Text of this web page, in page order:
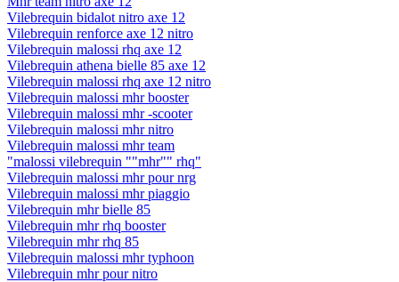
Vilebrequin bidalot nitro axe 12
Vilebrequin renforce axe 12 nitro
Vilebrequin malossi rhq axe 12
Vilebrequin athena bielle 85 axe 12
Vilebrequin malossi rhq axe 12 nitro
Vilebrequin malossi mhr booster
Vilebrequin malossi mhr -scooter
Vilebrequin malossi mhr nitro
Vilebrequin malossi mhr team
"malossi vilebrequin ""mhr"" rhq"
Vilebrequin malossi mhr pour nrg
Vilebrequin malossi mhr piaggio
Vilebrequin mhr bielle 85
Vilebrequin mhr rhq booster
Vilebrequin mhr rhq 85
Vilebrequin malossi mhr typhoon
Vilebrequin mhr pour nitro